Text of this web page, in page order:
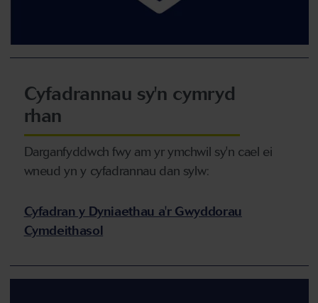
Cyfadrannau sy'n cymryd
rhan
Darganfyddwch fwy am yr ymchwil sy'n cael ei
wneud yn y cyfadrannau dan sylw:
Cyfadran y Dyniaethau a'r Gwyddorau
Cymdeithasol